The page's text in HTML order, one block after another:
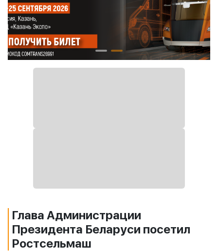
Глава Администрации
Президента Беларуси посетил
Ростсельмаш